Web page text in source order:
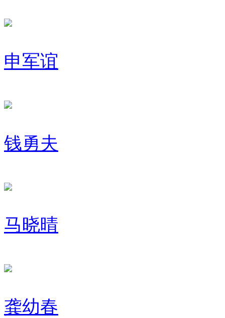
申军谊
钱勇夫
马晓晴
龚幼春